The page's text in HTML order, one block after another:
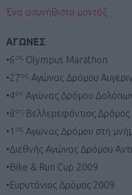
Ένα ασυνήθιστο μοντάζ
ΑΓΩΝΕΣ
•6ος Olympus Marathon
•27ος Αγώνας Δρόμου
•4ος Αγώνας Δρόμου
•8ος Βελλερεφόντιος Δρόμος
•1 ος Αγώνας Δρόμου στη
•Διεθνής Αγώνας Δρόμου
•Bike & Run Cup 2009
•Ευρυτάνιος Δρόμος 2009